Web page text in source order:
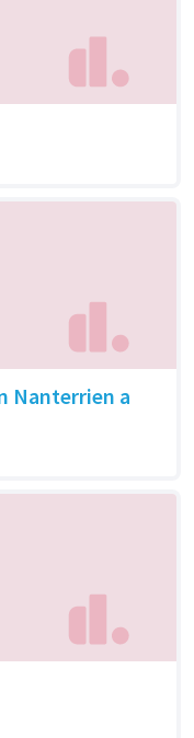
Nanterrien a